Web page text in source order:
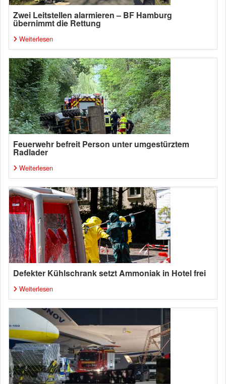
Zwei Leitstellen alarmieren – BF Hamburg
übernimmt die Rettung
Weiterlesen
Feuerwehr befreit Person unter umgestürztem
Radlader
Weiterlesen
Defekter Kühlschrank setzt Ammoniak in Hotel frei
Weiterlesen